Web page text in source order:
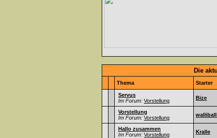
Die
Thema Starter
Servus
Im Forum: Vorstellung Bize
Vorstellung
Im Forum: Vorstellung
Hallo zusammen
Im Forum: Vorstellung Kralle